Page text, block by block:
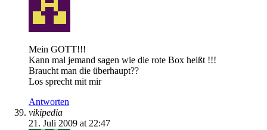
Mein GOTT!!!
Kann mal jemand sagen wie die rote Box heißt !!!
Braucht man die überhaupt??
Los sprecht mit mir
Antworten
vikipedia
21. Juli 2009 at 22:47